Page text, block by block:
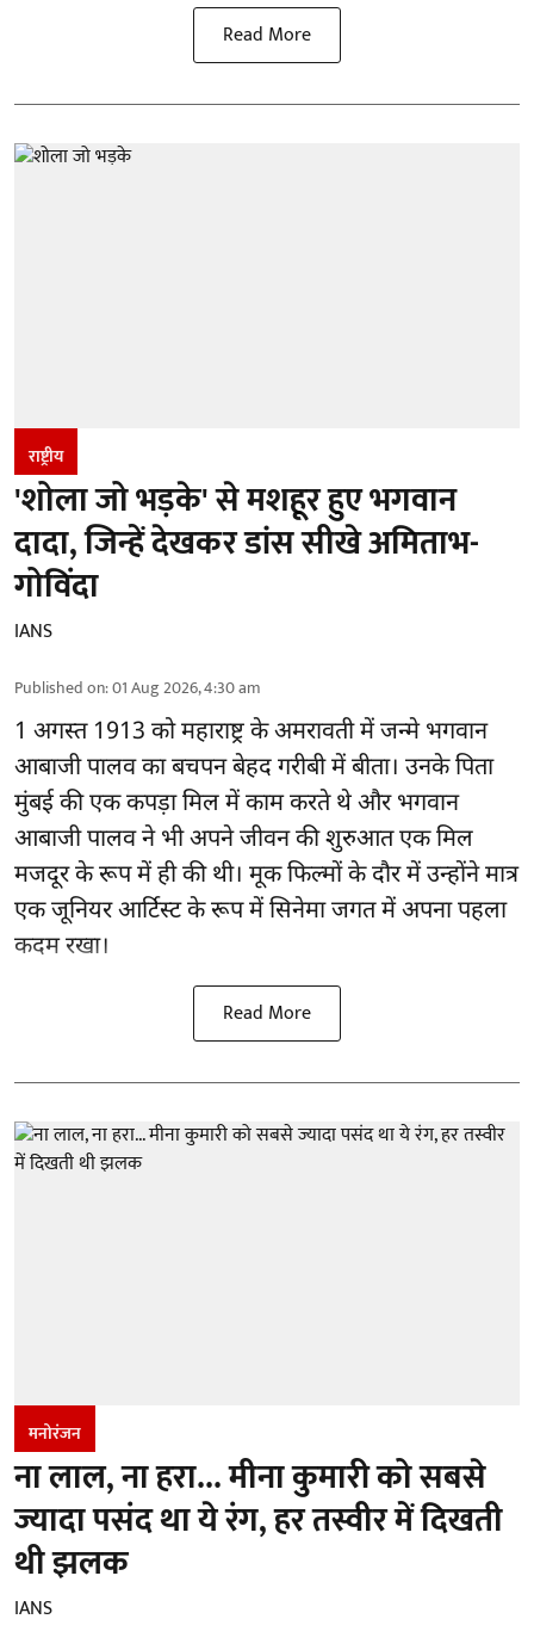
Read More
राष्ट्रीय
'शोला जो भड़के' से मशहूर हुए भगवान
दादा, जिन्हें देखकर डांस सीखे अमिताभ-
गोविंदा
IANS
Published on:01 Aug 2026, 4:30 am
1 अगस्त 1913 को महाराष्ट्र के अमरावती में जन्मे भगवान
आबाजी पालव का बचपन बेहद गरीबी में बीता। उनके पिता
मुंबई की एक कपड़ा मिल में काम करते थे और भगवान
आबाजी पालव ने भी अपने जीवन की शुरुआत एक मिल
मजदूर के रूप में ही की थी। मूक फिल्मों के दौर में उन्होंने मात्र
एक जूनियर आर्टिस्ट के रूप में सिनेमा जगत में अपना पहला
कदम रखा।
Read More
मनोरंजन
ना लाल, ना हरा... मीना कुमारी को सबसे
ज्यादा पसंद था ये रंग, हर तस्वीर में दिखती
थी झलक
IANS